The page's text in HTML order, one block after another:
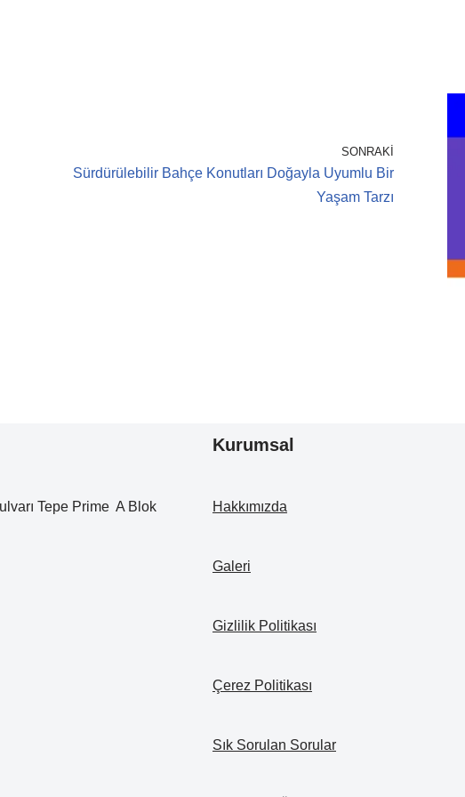
SONRAKI
Sürdürülebilir Bahçe Konutları Doğayla Uyumlu Bir
Yaşam Tarzı
Tepe Prime A Blok
Kurumsal
Hakkımızda
Galeri
Gizlilik Politikası
Çerez Politikası
Sık Sorulan Sorular